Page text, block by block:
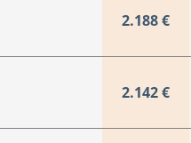
2.188 €
2.142 €